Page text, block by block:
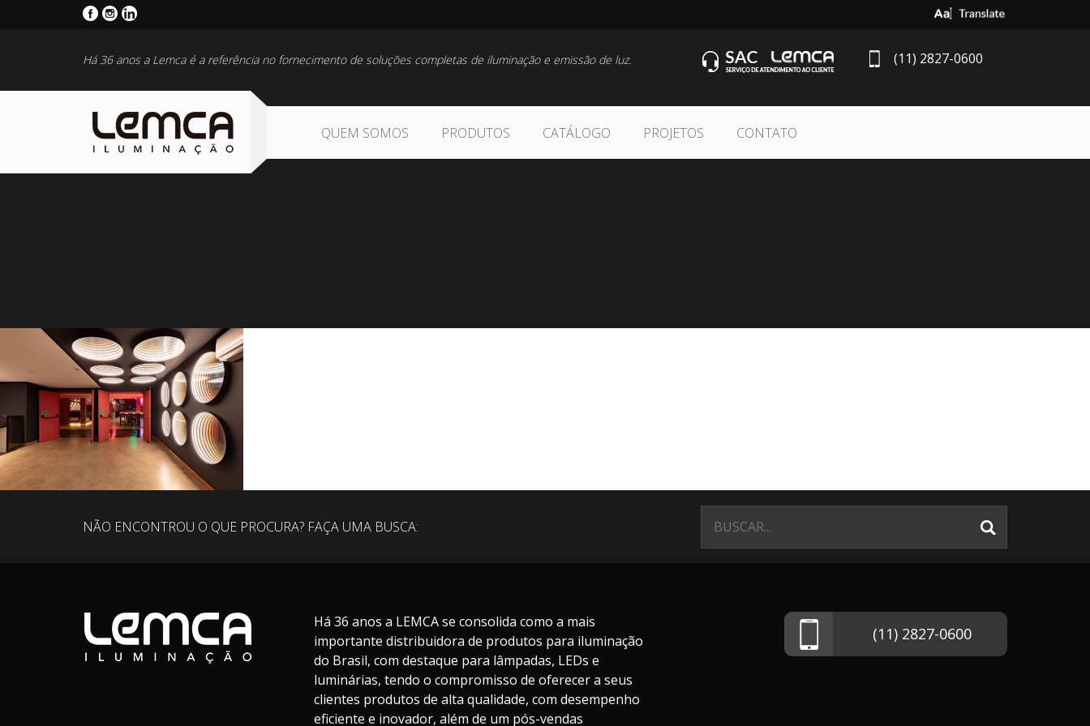
Select Language
Há 36 anos a Lemca é a referência no fornecimento de soluções completas de iluminação e emissão de luz. (11) 2827-0600
QUEM SOMOS PRODUTOS CATÁLOGO PROJETOS CONTATO
NÃO ENCONTROU O QUE PROCURA? FAÇA UMA BUSCA:
Há 36 anos a LEMCA se consolida como a mais
importante distribuidora de produtos para iluminação
do Brasil, com destaque para lâmpadas, LEDs e
luminárias, tendo o compromisso de oferecer a seus
clientes produtos de alta qualidade, com desempenho
eficiente e inovador, além de um pós-vendas
(11) 2827-0600